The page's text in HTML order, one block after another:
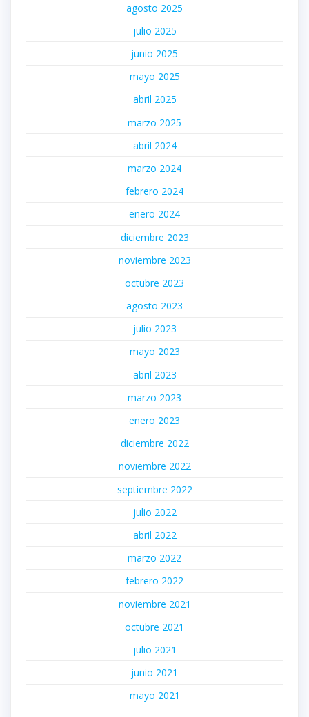
agosto 2025
julio 2025
junio 2025
mayo 2025
abril 2025
marzo 2025
abril 2024
marzo 2024
febrero 2024
enero 2024
diciembre 2023
noviembre 2023
octubre 2023
agosto 2023
julio 2023
mayo 2023
abril 2023
marzo 2023
enero 2023
diciembre 2022
noviembre 2022
septiembre 2022
julio 2022
abril 2022
marzo 2022
febrero 2022
noviembre 2021
octubre 2021
julio 2021
junio 2021
mayo 2021